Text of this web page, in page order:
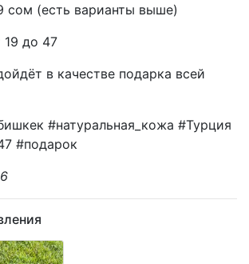
сом (есть варианты выше)
до 47
в качестве подарка всей
#натуральная_кожа #Турция
#подарок